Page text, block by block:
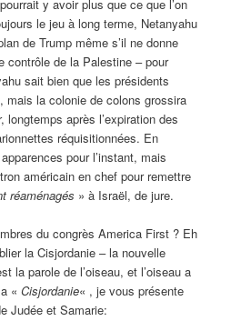
y avoir plus que ce que l’on
le jeu à long terme, Netanyahu
de Trump même s’il ne donne
contrôle de la Palestine – pour
sait bien que les présidents
mais la colonie de colons grossira
après l’expiration des
réquisitionnées. En
pour l’instant, mais
américain en chef pour remettre
réaménagés » à Israël, de jure.
du congrès America First ? Eh
la Cisjordanie – la nouvelle
la parole de l’oiseau, et l’oiseau a
«Cisjordanie« , je vous présente
Judée et Samarie: